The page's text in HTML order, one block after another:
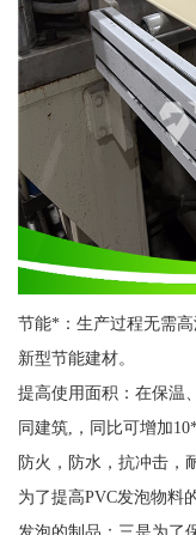
节能*：生产过程无需
新型节能建材。
提高使用面积：在保温
同建筑,，同比可增加
防火，防水，抗冲击，
为了提高PVC发泡物料
发泡的制品；三是为了